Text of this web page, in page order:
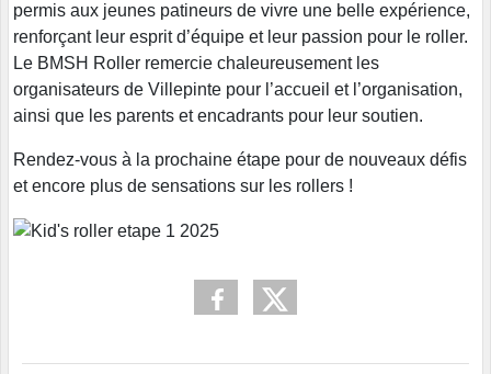
permis aux jeunes patineurs de vivre une belle expérience,
renforçant leur esprit d’équipe et leur passion pour le roller.
Le BMSH Roller remercie chaleureusement les
organisateurs de Villepinte pour l’accueil et l’organisation,
ainsi que les parents et encadrants pour leur soutien.
Rendez-vous à la prochaine étape pour de nouveaux défis
et encore plus de sensations sur les rollers !